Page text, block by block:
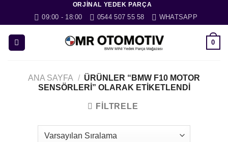
ORJINAL YEDEK PARÇA
09:00 - 18:00 0544 507 55 58 WHATSAPP
0
ANA SAYFA / ÜRÜNLER “BMW F10 MOTOR
SENSÖRLERI” OLARAK ETIKETLENDI
FILTRELE